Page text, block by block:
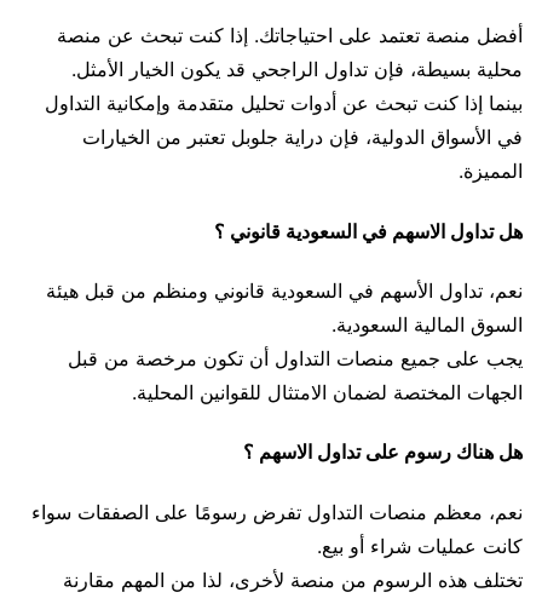
أفضل منصة تعتمد على احتياجاتك. إذا كنت تبحث عن منصة
محلية بسيطة، فإن تداول الراجحي قد يكون الخيار الأمثل.
بينما إذا كنت تبحث عن أدوات تحليل متقدمة وإمكانية التداول
في الأسواق الدولية، فإن دراية جلوبل تعتبر من الخيارات
المميزة.
هل تداول الاسهم في السعودية قانوني ؟
نعم، تداول الأسهم في السعودية قانوني ومنظم من قبل هيئة
السوق المالية السعودية.
يجب على جميع منصات التداول أن تكون مرخصة من قبل
الجهات المختصة لضمان الامتثال للقوانين المحلية.
هل هناك رسوم على تداول الاسهم ؟
نعم، معظم منصات التداول تفرض رسومًا على الصفقات سواء
كانت عمليات شراء أو بيع.
تختلف هذه الرسوم من منصة لأخرى، لذا من المهم مقارنة